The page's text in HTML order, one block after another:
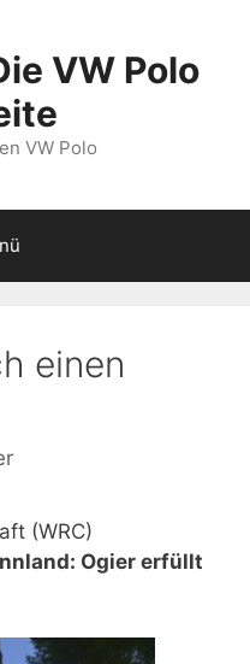
VW Polo
VW Polo
einen
(WRC)
Ogier erfüllt